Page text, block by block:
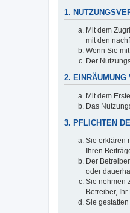
1.
Mit dem
mit den
Wenn Sie
Der
2. EINRÄUMUNG
Mit dem
Das
3. PFLICHTEN
Sie erklären
Ihren
Der
oder
Sie nehmen
Betreiber,
Sie